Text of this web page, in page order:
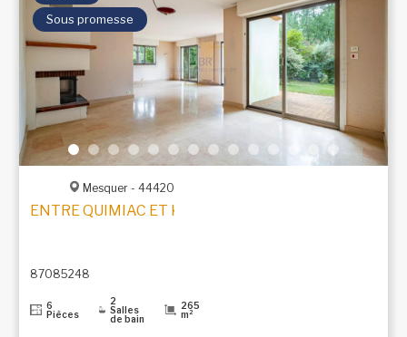
Sous promesse
Mesquer - 44420
ENTRE QUIMIAC ET KERCABELLEC – À 1,5 KM DE LA
87085248
6
Pièces
2
Salles
de bain
265
m²